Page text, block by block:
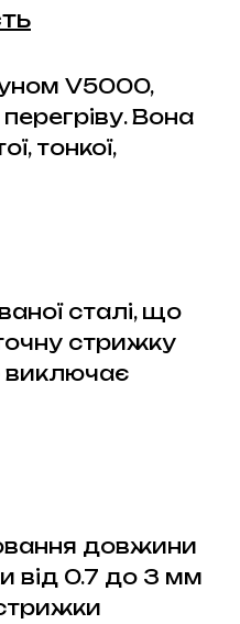
V5000,
Вона
тонкої,
сталі, що
стрижку
виключає
довжини
від 0.7 до 3 мм